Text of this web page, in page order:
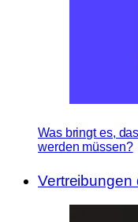
Was bringt es,
werden müssen?
Vertreibungen